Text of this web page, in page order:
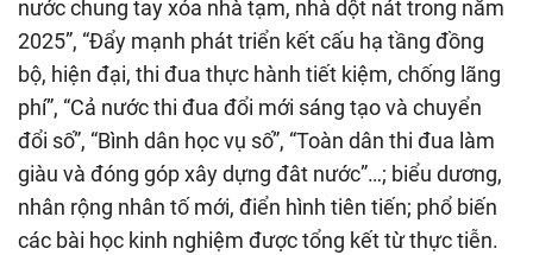
nước chung tay xóa nhà tạm, nhà dột nát trong năm
2025”, “Đẩy mạnh phát triển kết cấu hạ tầng đồng
bộ, hiện đại, thi đua thực hành tiết kiệm, chống lãng
phí”, “Cả nước thi đua đổi mới sáng tạo và chuyển
đổi số”, “Bình dân học vụ số”, “Toàn dân thi đua làm
giàu và đóng góp xây dựng đât nước”…; biểu dương,
nhân rộng nhân tố mới, điển hình tiên tiến; phổ biến
các bài học kinh nghiệm được tổng kết từ thực tiễn.